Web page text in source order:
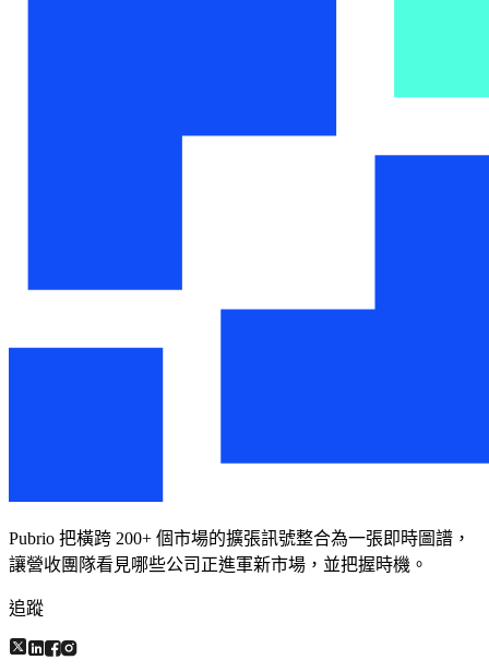
Pubrio 把橫跨 200+ 個市場的擴張訊號整合為一張即時圖譜，
讓營收團隊看見哪些公司正進軍新市場，並把握時機。
追蹤